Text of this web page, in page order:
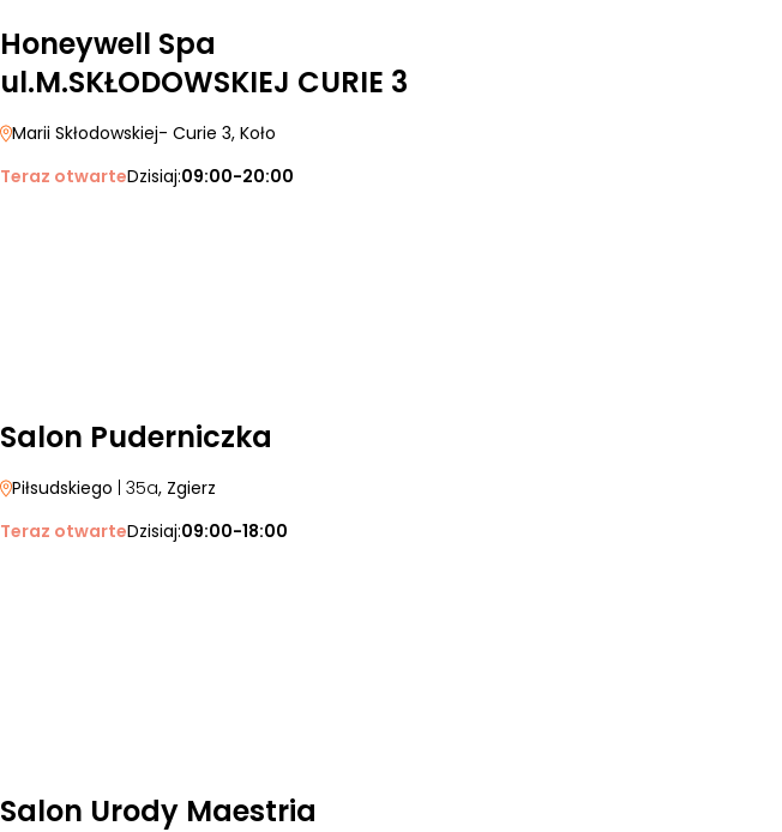
Honeywell Spa
ul.M.SKŁODOWSKIEJ CURIE 3
Marii Skłodowskiej- Curie 3, Koło
Teraz otwarteDzisiaj:09:00-20:00
Salon Puderniczka
Piłsudskiego | 35a, Zgierz
Teraz otwarteDzisiaj:09:00-18:00
Salon Urody Maestria